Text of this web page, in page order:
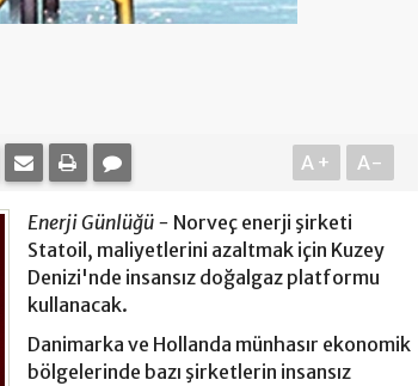
A+ A-
Enerji Günlüğü - Norveç enerji şirketi
Statoil, maliyetlerini azaltmak için Kuzey
Denizi'nde insansız doğalgaz platformu
kullanacak.
Danimarka ve Hollanda münhasır ekonomik
bölgelerinde bazı şirketlerin insansız